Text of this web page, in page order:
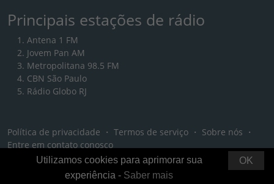
Principais estações de rádio
Antena 1 FM
Jovem Pan AM
Metropolitana 98.5 FM
CBN São Paulo
Rádio Globo RJ
Política de privacidade ・ Termos de serviço ・ Sobre nós ・
Entre em contato conosco
OK
Utilizamos cookies para aprimorar sua
experiência - Saber mais